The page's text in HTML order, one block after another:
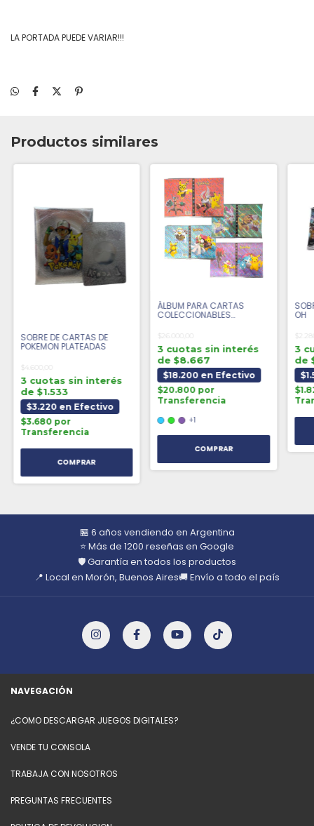
LA PORTADA PUEDE VARIAR!!!
Productos similares
SOBRE DE CARTAS DE
POKEMON PLATEADAS
$4.600,00
3 cuotas sin interés
de $1.533
$3.220 en Efectivo
$3.680 por
Transferencia
ÁLBUM PARA CARTAS
COLECCIONABLES
$26.000,00
3 cuotas sin interés
de $8.667
$18.200 en Efectivo
$20.800 por
Transferencia
+1
COMPRAR
OH
3
de
🏪 6 años vendiendo en Argentina
⭐ Más de 1200 reseñas en Google
🛡️ Garantía en todos los productos
📍 Local en Morón, Buenos Aires🚚 Envío a todo el país
NAVEGACIÓN
¿COMO DESCARGAR JUEGOS DIGITALES?
VENDE TU CONSOLA
TRABAJA CON NOSOTROS
PREGUNTAS FRECUENTES